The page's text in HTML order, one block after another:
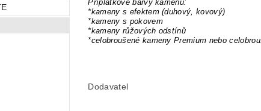
Příplatkové barvy kamenů:
*kameny s efektem (duhový, kovový)
*kameny s pokovem
*kameny růžových odstínů
*celobroušené kameny Premium nebo
Dodavatel